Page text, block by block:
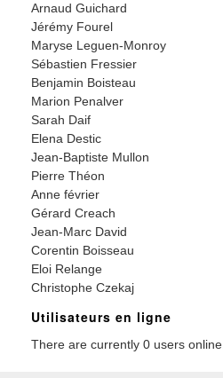
Arnaud Guichard
Jérémy Fourel
Maryse Leguen-Monroy
Sébastien Fressier
Benjamin Boisteau
Marion Penalver
Sarah Daif
Elena Destic
Jean-Baptiste Mullon
Pierre Théon
Anne février
Gérard Creach
Jean-Marc David
Corentin Boisseau
Eloi Relange
Christophe Czekaj
Utilisateurs en ligne
There are currently 0 users online.